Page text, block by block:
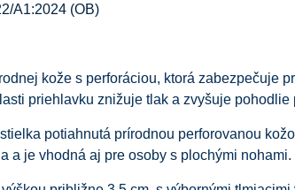
A1:2024 (OB)
kože s perforáciou, ktorá zabezpečuje
priehlavku znižuje tlak a zvyšuje pohodlie
potiahnutá prírodnou perforovanou
a je vhodná aj pre osoby s plochými nohami.